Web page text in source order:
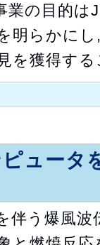
の目的は
明らかに
を獲得す
ュータ
伴う爆風